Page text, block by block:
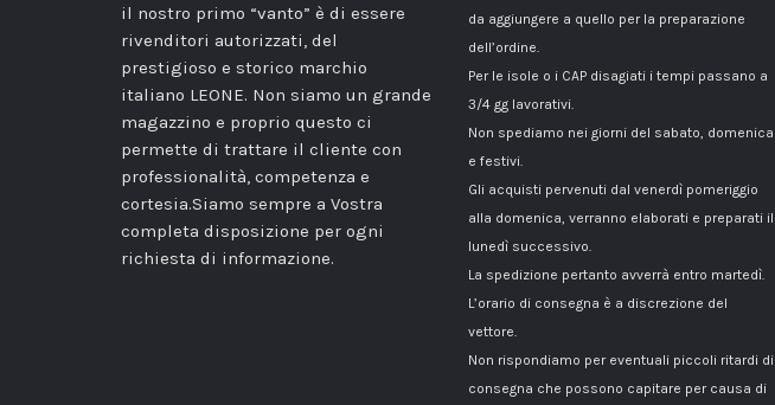
il nostro primo “vanto” è di essere
rivenditori autorizzati, del
prestigioso e storico marchio
italiano LEONE. Non siamo un grande
magazzino e proprio questo ci
permette di trattare il cliente con
professionalità, competenza e
cortesia.Siamo sempre a Vostra
completa disposizione per ogni
richiesta di informazione.
da aggiungere a quello per la preparazione
dell’ordine.
Per le isole o i CAP disagiati i tempi passano a
3/4 gg lavorativi.
Non spediamo nei giorni del sabato, domenica
e festivi.
Gli acquisti pervenuti dal venerdì pomeriggio
alla domenica, verranno elaborati e preparati il
lunedì successivo.
La spedizione pertanto avverrà entro martedì.
L’orario di consegna è a discrezione del
vettore.
Non rispondiamo per eventuali piccoli ritardi di
consegna che possono capitare per causa di